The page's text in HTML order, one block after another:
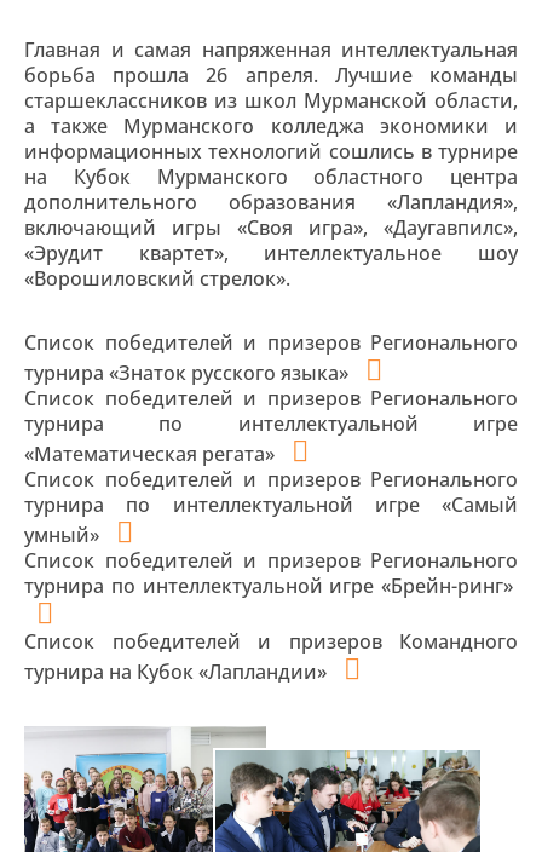
Главная и самая напряженная интеллектуальная
борьба прошла 26 апреля. Лучшие команды
старшеклассников из школ Мурманской области,
а также Мурманского колледжа экономики и
информационных технологий сошлись в турнире
на Кубок Мурманского областного центра
дополнительного образования «Лапландия»,
включающий игры «Своя игра», «Даугавпилс»,
«Эрудит квартет», интеллектуальное шоу
«Ворошиловский стрелок».
Список победителей и призеров Регионального
турнира «Знаток русского языка»
Список победителей и призеров Регионального
турнира по интеллектуальной игре
«Математическая регата»
Список победителей и призеров Регионального
турнира по интеллектуальной игре «Самый
умный»
Список победителей и призеров Регионального
турнира по интеллектуальной игре «Брейн-ринг»
Список победителей и призеров Командного
турнира на Кубок «Лапландии»